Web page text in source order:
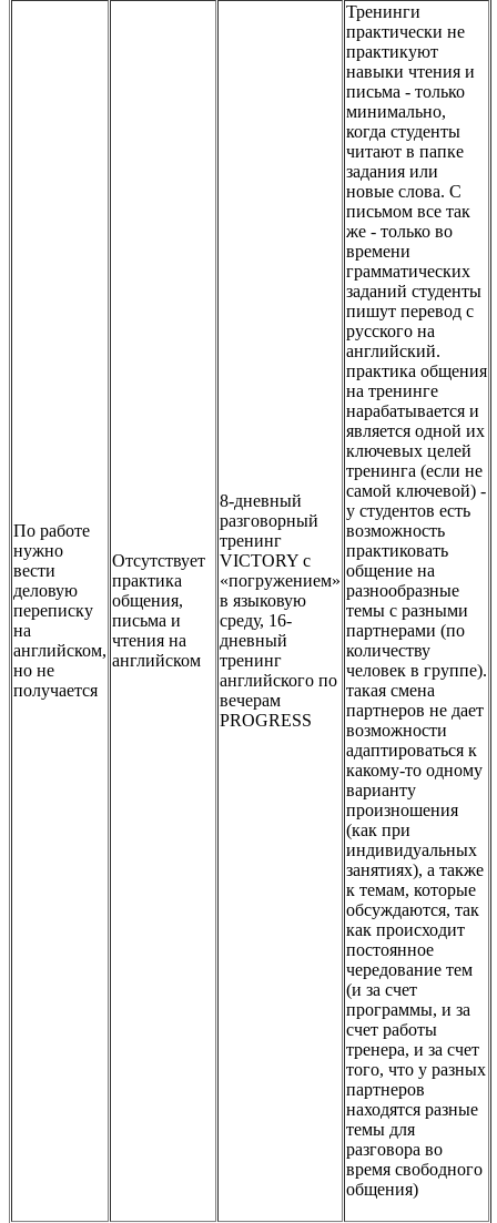
По работе
нужно
вести
деловую
переписку
на
английском,
но не
получается
Отсутствует
практика
общения,
письма и
чтения на
английском
8-дневный
разговорный
тренинг
VICTORY с
«погружением»
в языковую
среду, 16-
дневный
тренинг
английского по
вечерам
PROGRESS
Тренинги
практически не
практикуют
навыки чтения и
письма - только
минимально,
когда студенты
читают в папке
задания или
новые слова. С
письмом все так
же - только во
времени
грамматических
заданий студенты
пишут перевод с
русского на
английский.
практика общения
на тренинге
нарабатывается и
является одной их
ключевых целей
тренинга (если не
самой ключевой) -
у студентов есть
возможность
практиковать
общение на
разнообразные
темы с разными
партнерами (по
количеству
человек в группе).
такая смена
партнеров не дает
возможности
адаптироваться к
какому-то одному
варианту
произношения
(как при
индивидуальных
занятиях), а также
к темам, которые
обсуждаются, так
как происходит
постоянное
чередование тем
(и за счет
программы, и за
счет работы
тренера, и за счет
того, что у разных
партнеров
находятся разные
темы для
разговора во
время свободного
общения)